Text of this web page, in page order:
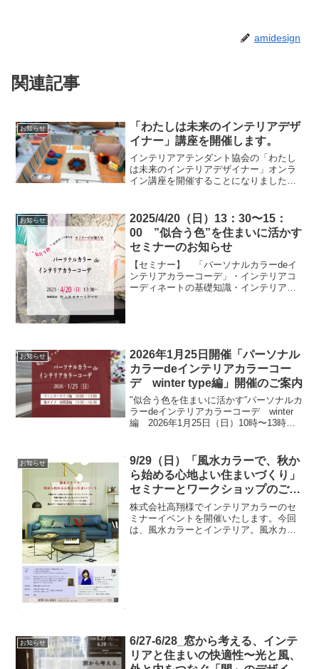
amidesign
関連記事
お知らせ
「わたしは未来のインテリアデザ
イナー」講座を開催します。
インテリアアテンダント協会の「わたし
は未来のインテリアデザイナー」オンラ
イン講座を開催することになりました。
ち、いずれか1日をお選びください。...
お知らせ
2025/4/20（日）13：30〜15：
00 ”似合う色”を住まいに活かす
セミナーのお知らせ
【セミナー】 「パーソナルカラーdeイ
ンテリアカラーコーデ」・インテリアコ
ーディネートの基礎知識・インテリアを
お知らせ
2026年1月25日開催「パーソナル
カラーdeインテリアカラーコー
デ winter type編」開催のご案内
"似合う色を住まいに活かす”パーソナルカ
ラーdeインテリアカラーコーデ winter
編 2026年1月25日（日）10時〜13時に
叶わなかった方に向けて、未受講の講...
お知らせ
9/29（日）「風水カラーで、秋か
ら始める心地よい住まいづくり」
セミナーとワークショップのご案
内
株式会社高翔様でインテリアカラーのセ
ミナーイベントを開催いたします。今回
は、風水カラーとインテリア。風水カラ
お知らせ
6/27-6/28_窓から考える、インテ
リアと住まいの快適性〜光と風、